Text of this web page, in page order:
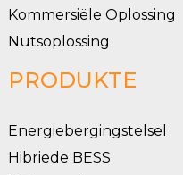
Kommersiële Oplossing
Nutsoplossing
PRODUKTE
Energiebergingstelsel
Hibriede BESS